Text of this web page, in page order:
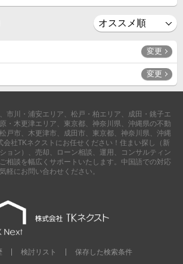
変更
変更
市川・浦安エリア、松戸・柏エリア、成田・銚子エ
・木更津エリア、東京都、神奈川県、沖縄県の不動
戸市、木更津市、成田市、東京都、神奈川県、沖縄
会社TKネクストにお任せください！住まい探し（新
ョン）、売却、ローン相談、運用、コンサルティン
相談を幅広くサポートいたします。中国語での対応
軽にお問い合わせください。
検討リスト 保存した検索条件
戸建
戸建
一戸建
一戸建